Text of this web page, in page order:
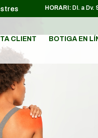
HORARI: Dl. a Dv.
CLIENT BOTIGA EN